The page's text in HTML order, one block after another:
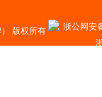
版权所有
浙公网安